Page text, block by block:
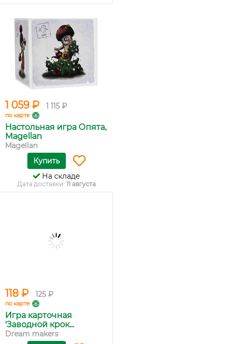
1 059 ₽ 1 115 ₽
по карте
Настольная игра Опята,
Мagellan
Magellan
Купить
На складе
Дата доставки: 11 августа
118 ₽ 125 ₽
по карте
Игра карточная
'Заводной крок...
Dream makers